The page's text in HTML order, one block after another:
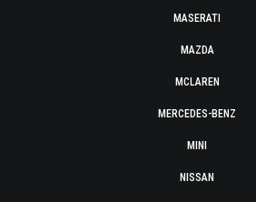
MASERATI
MAZDA
MCLAREN
MERCEDES-BENZ
MINI
NISSAN